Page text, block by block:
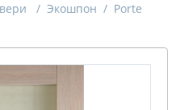
/ Экошпон / Porte